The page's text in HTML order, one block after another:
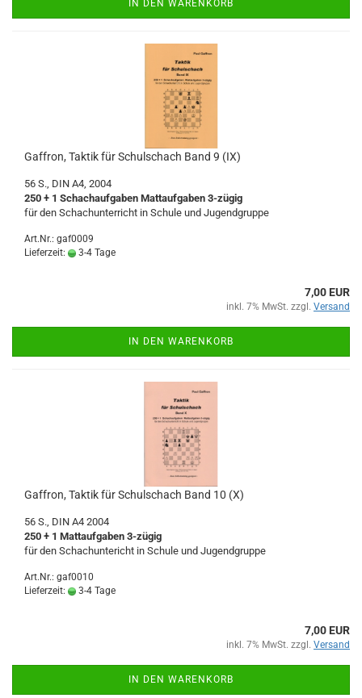
IN DEN WARENKORB
Gaffron, Taktik für Schulschach Band 9 (IX)
56 S., DIN A4, 2004
250 + 1 Schachaufgaben Mattaufgaben 3-zügig
für den Schachunterricht in Schule und Jugendgruppe
Art.Nr.: gaf0009
Lieferzeit:
3-4 Tage
7,00 EUR
inkl. 7% MwSt. zzgl. Versand
IN DEN WARENKORB
Gaffron, Taktik für Schulschach Band 10 (X)
56 S., DIN A4 2004
250 + 1 Mattaufgaben 3-zügig
für den Schachuntericht in Schule und Jugendgruppe
Art.Nr.: gaf0010
Lieferzeit:
3-4 Tage
7,00 EUR
inkl. 7% MwSt. zzgl. Versand
IN DEN WARENKORB